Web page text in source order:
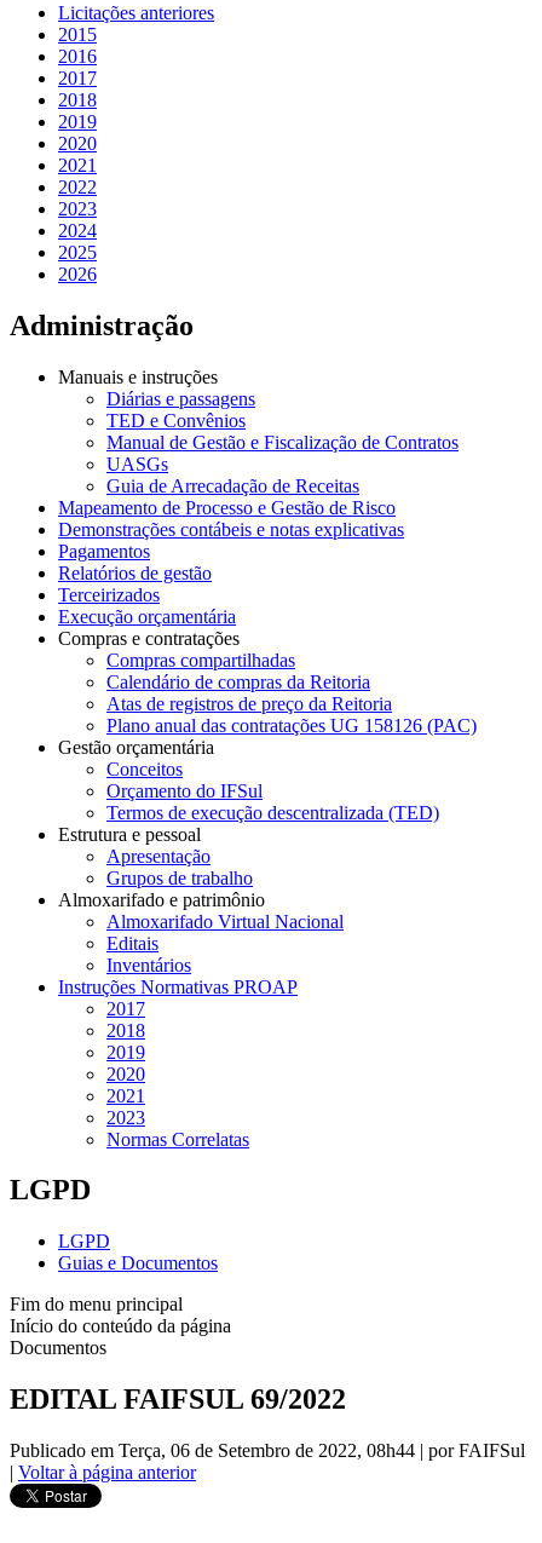
Licitações anteriores
2015
2016
2017
2018
2019
2020
2021
2022
2023
2024
2025
2026
Administração
Manuais e instruções
Diárias e passagens
TED e Convênios
Manual de Gestão e Fiscalização de Contratos
UASGs
Guia de Arrecadação de Receitas
Mapeamento de Processo e Gestão de Risco
Demonstrações contábeis e notas explicativas
Pagamentos
Relatórios de gestão
Terceirizados
Execução orçamentária
Compras e contratações
Compras compartilhadas
Calendário de compras da Reitoria
Atas de registros de preço da Reitoria
Plano anual das contratações UG 158126 (PAC)
Gestão orçamentária
Conceitos
Orçamento do IFSul
Termos de execução descentralizada (TED)
Estrutura e pessoal
Apresentação
Grupos de trabalho
Almoxarifado e patrimônio
Almoxarifado Virtual Nacional
Editais
Inventários
Instruções Normativas PROAP
2017
2018
2019
2020
2021
2023
Normas Correlatas
LGPD
LGPD
Guias e Documentos
Fim do menu principal
Início do conteúdo da página
Documentos
EDITAL FAIFSUL 69/2022
Publicado em Terça, 06 de Setembro de 2022, 08h44 | por FAIFSul
| Voltar à página anterior